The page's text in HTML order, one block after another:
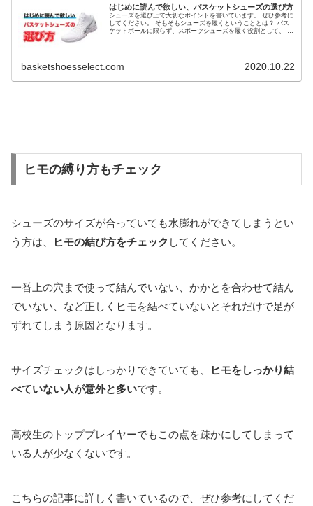
はじめに読んで欲しい、バスケットシューズの選び方
シューズを選び上で大切なポイントを書いています。 ぜひ参考に
してください。 そもそもシューズを履くということとは？ バス
ケットボールに限らず、スポーツシューズを履く役割として、 シ
basketshoesselect.com 2020.10.22
ヒモの縛り方もチェック
シューズのサイズが合っていても水膨れができてしまうとい
う方は、
ヒモの結び方をチェック してください。
一番上の穴まで使って結んでいない、かかとを合わせて結ん
でいない、など正しくヒモを結べていないとそれだけで足が
ずれてしまう原因となります。
サイズチェックはしっかりできていても、
ヒモをしっかり結
べていない人が意外と多いです。
高校生のトッププレイヤーでもこの点を疎かにしてしまって
いる人が少なくないです。
こちらの記事に詳しく書いているので、ぜひ参考にしてくだ